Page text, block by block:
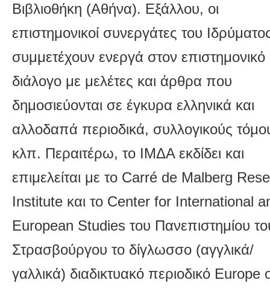
Βιβλιοθήκη (Αθήνα). Εξάλλου, οι
επιστημονικοί συνεργάτες του
συμμετέχουν ενεργά στον επιστημονικό
διάλογο με μελέτες και άρθρα που
δημοσιεύονται σε έγκυρα ελληνικά και
αλλοδαπά περιοδικά, συλλογικούς
κλπ. Περαιτέρω, το ΙΜΔΑ εκδίδει και
επιμελείται με το Carré de Malberg
Institute και το Center for International
European Studies του Πανεπιστημίου
Στρασβούργου το δίγλωσσο (αγγλικά/
γαλλικά) διαδικτυακό περιοδικό Europe